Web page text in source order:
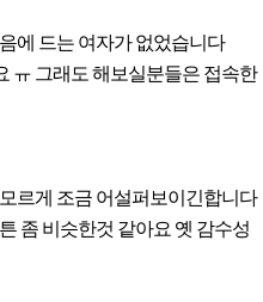
에 드는 여자가 없었습니다
ㅠ 그래도 해보실분들은 접속한
르게 조금 어설퍼보이긴합니다
좀 비슷한것 같아요 옛 감수성